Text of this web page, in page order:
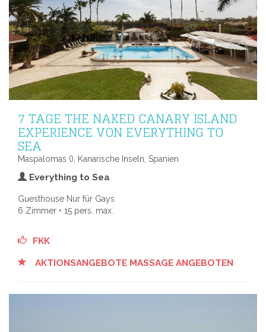
7 TAGE THE NAKED CANARY ISLAND
EXPERIENCE VON EVERYTHING TO
SEA
Maspalomas (), Kanarische Inseln, Spanien
Everything to Sea
Guesthouse Nur für Gays
6 Zimmer • 15 pers. max.
FKK
AKTIONSANGEBOTE MASSAGE ANGEBOTEN